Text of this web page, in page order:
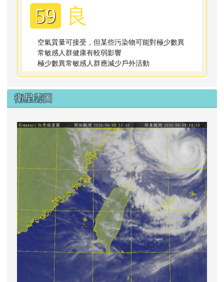
59 良
空氣質量可接受，但某些污染物可能對極少數異
常敏感人群健康有較弱影響
極少數異常敏感人群應減少戶外活動
衛星雲圖
link